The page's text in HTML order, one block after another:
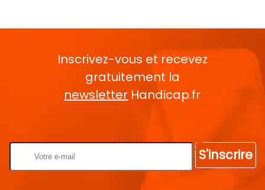
Inscrivez-vous et recevez
gratuitement la
newsletter Handicap.fr
S'inscrire